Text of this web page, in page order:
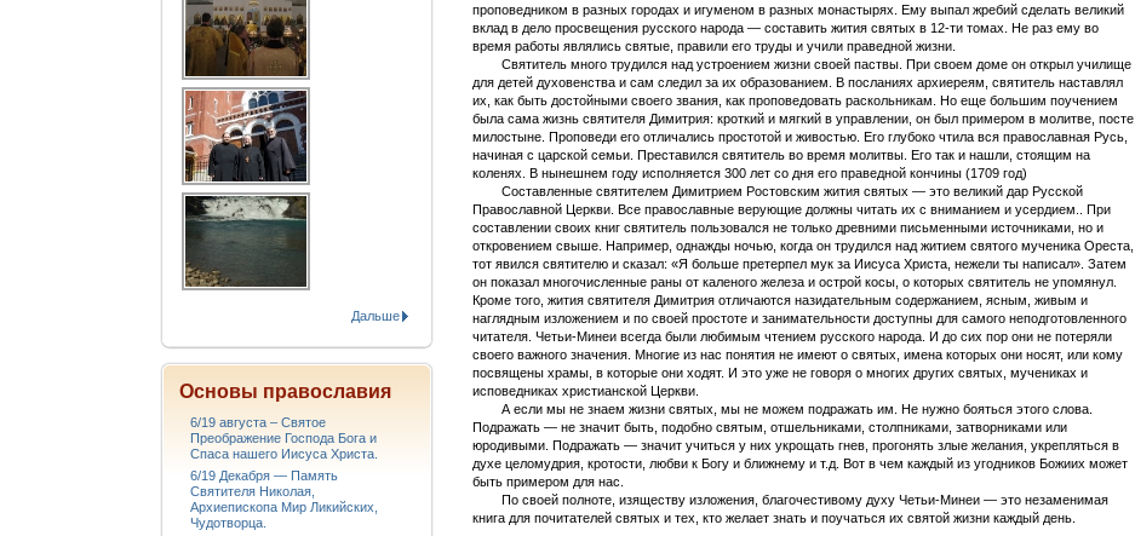
проповедником в разных городах и игуменом в разных монастырях. Ему выпал жребий сделать великий
вклад в дело просвещения русского народа — составить жития святых в 12-ти томах. Не раз ему во
время работы являлись святые, правили его труды и учили праведной жизни.
Святитель много трудился над устроением жизни своей паствы. При своем доме он открыл училище
для детей духовенства и сам следил за их образованием. В посланиях архиереям, святитель наставлял
их, как быть достойными своего звания, как проповедовать раскольникам. Но еще большим поучением
была сама жизнь святителя Димитрия: кроткий и мягкий в управлении, он был примером в молитве, посте,
милостыне. Проповеди его отличались простотой и живостью. Его глубоко чтила вся православная Русь,
начиная с царской семьи. Преставился святитель во время молитвы. Его так и нашли, стоящим на
коленях. В нынешнем году исполняется 300 лет со дня его праведной кончины (1709 год)
Составленные святителем Димитрием Ростовским жития святых — это великий дар Русской
Православной Церкви. Все православные верующие должны читать их с вниманием и усердием.. При
составлении своих книг святитель пользовался не только древними письменными источниками, но и
откровением свыше. Например, однажды ночью, когда он трудился над житием святого мученика Ореста,
тот явился святителю и сказал: «Я больше претерпел мук за Иисуса Христа, нежели ты написал». Затем
он показал многочисленные раны от каленого железа и острой косы, о которых святитель не упомянул.
Кроме того, жития святителя Димитрия отличаются назидательным содержанием, ясным, живым и
наглядным изложением и по своей простоте и занимательности доступны для самого неподготовленного
читателя. Четьи-Минеи всегда были любимым чтением русского народа. И до сих пор они не потеряли
своего важного значения. Многие из нас понятия не имеют о святых, имена которых они носят, или кому
посвящены храмы, в которые они ходят. И это уже не говоря о многих других святых, мучениках и
исповедниках христианской Церкви.
А если мы не знаем жизни святых, мы не можем подражать им. Не нужно бояться этого слова.
Подражать — не значит быть, подобно святым, отшельниками, столпниками, затворниками или
юродивыми. Подражать — значит учиться у них укрощать гнев, прогонять злые желания, укрепляться в
духе целомудрия, кротости, любви к Богу и ближнему и т.д. Вот в чем каждый из угодников Божиих может
быть примером для нас.
По своей полноте, изяществу изложения, благочестивому духу Четьи-Минеи — это незаменимая
книга для почитателей святых и тех, кто желает знать и поучаться их святой жизни каждый день.
Дальше
Основы православия
6/19 августа – Святое
Преображение Господа Бога и
Спаса нашего Иисуса Христа.
6/19 Декабря — Память
Святителя Николая,
Архиепископа Мир Ликийских,
Чудотворца.